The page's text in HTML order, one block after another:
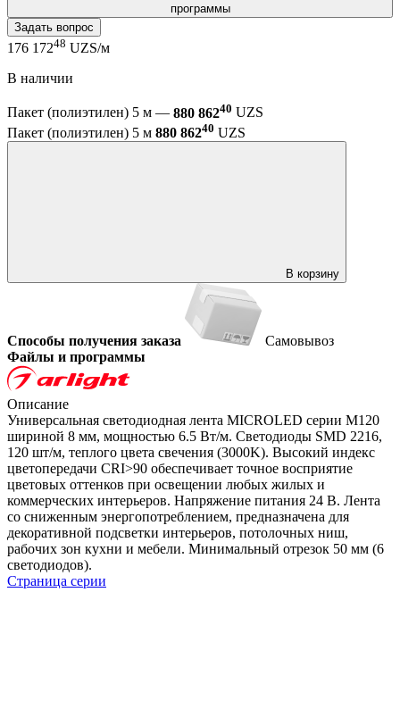
программы
Задать вопрос
176 17248 UZS/м
В наличии
Пакет (полиэтилен) 5 м — 880 86240 UZS
Пакет (полиэтилен) 5 м 880 86240 UZS
В корзину
Способы получения заказа
Самовывоз
Файлы и программы
Описание
Универсальная светодиодная лента MICROLED серии M120
шириной 8 мм, мощностью 6.5 Вт/м. Светодиоды SMD 2216,
120 шт/м, теплого цвета свечения (3000K). Высокий индекс
цветопередачи CRI>90 обеспечивает точное восприятие
цветовых оттенков при освещении любых жилых и
коммерческих интерьеров. Напряжение питания 24 В. Лента
со сниженным энергопотреблением, предназначена для
декоративной подсветки интерьеров, потолочных ниш,
рабочих зон кухни и мебели. Минимальный отрезок 50 мм (6
светодиодов).
Страница серии